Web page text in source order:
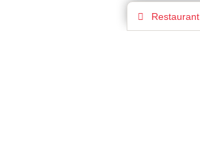
Restaurant